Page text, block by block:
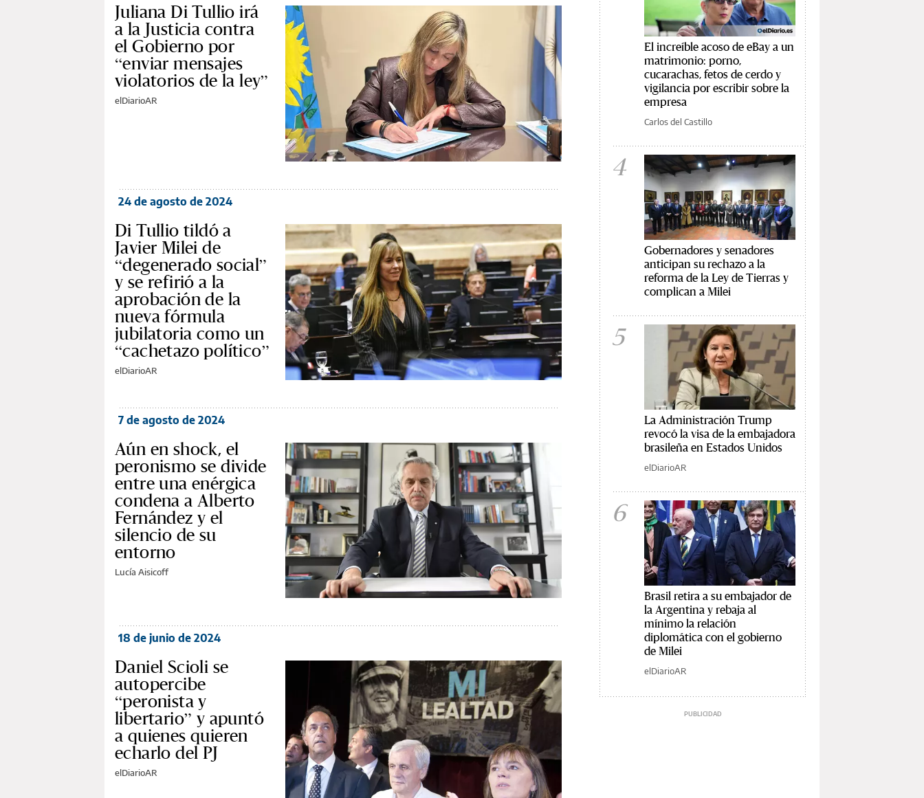
Juliana Di Tullio irá
a la Justicia contra
el Gobierno por
“enviar mensajes
violatorios de la ley”
elDiarioAR
24 de agosto de 2024
Di Tullio tildó a
Javier Milei de
“degenerado social”
y se refirió a la
aprobación de la
nueva fórmula
jubilatoria como un
“cachetazo político”
elDiarioAR
7 de agosto de 2024
Aún en shock, el
peronismo se divide
entre una enérgica
condena a Alberto
Fernández y el
silencio de su
entorno
Lucía Aisicoff
18 de junio de 2024
Daniel Scioli se
autopercibe
“peronista y
libertario” y apuntó
a quienes quieren
echarlo del PJ
elDiarioAR
El increíble acoso de eBay a un
matrimonio: porno,
cucarachas, fetos de cerdo y
vigilancia por escribir sobre la
empresa
Carlos del Castillo
4
Gobernadores y senadores
anticipan su rechazo a la
reforma de la Ley de Tierras y
complican a Milei
5
La Administración Trump
revocó la visa de la embajadora
brasileña en Estados Unidos
elDiarioAR
6
Brasil retira a su embajador de
la Argentina y rebaja al
mínimo la relación
diplomática con el gobierno
de Milei
elDiarioAR